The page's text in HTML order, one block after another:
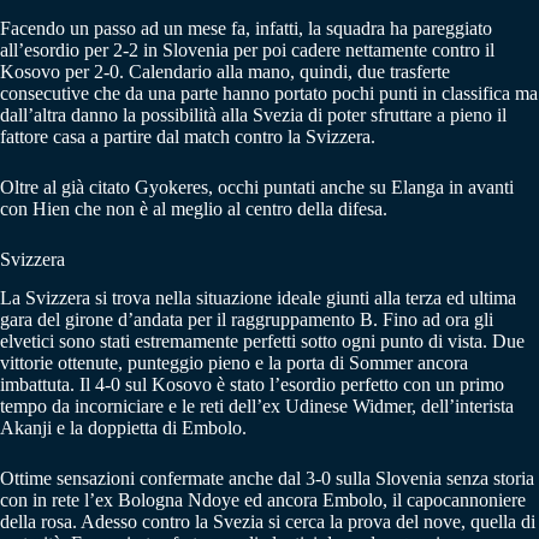
Facendo un passo ad un mese fa, infatti, la squadra ha pareggiato
all’esordio per 2-2 in Slovenia per poi cadere nettamente contro il
Kosovo per 2-0. Calendario alla mano, quindi, due trasferte
consecutive che da una parte hanno portato pochi punti in classifica ma
dall’altra danno la possibilità alla Svezia di poter sfruttare a pieno il
fattore casa a partire dal match contro la Svizzera.
Oltre al già citato Gyokeres, occhi puntati anche su Elanga in avanti
con Hien che non è al meglio al centro della difesa.
Svizzera
La Svizzera si trova nella situazione ideale giunti alla terza ed ultima
gara del girone d’andata per il raggruppamento B. Fino ad ora gli
elvetici sono stati estremamente perfetti sotto ogni punto di vista. Due
vittorie ottenute, punteggio pieno e la porta di Sommer ancora
imbattuta. Il 4-0 sul Kosovo è stato l’esordio perfetto con un primo
tempo da incorniciare e le reti dell’ex Udinese Widmer, dell’interista
Akanji e la doppietta di Embolo.
Ottime sensazioni confermate anche dal 3-0 sulla Slovenia senza storia
con in rete l’ex Bologna Ndoye ed ancora Embolo, il capocannoniere
della rosa. Adesso contro la Svezia si cerca la prova del nove, quella di